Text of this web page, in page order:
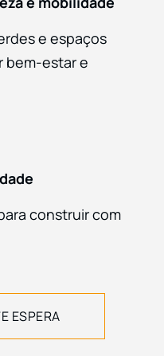
e espaços
bem-estar e
construir com
ESPERA